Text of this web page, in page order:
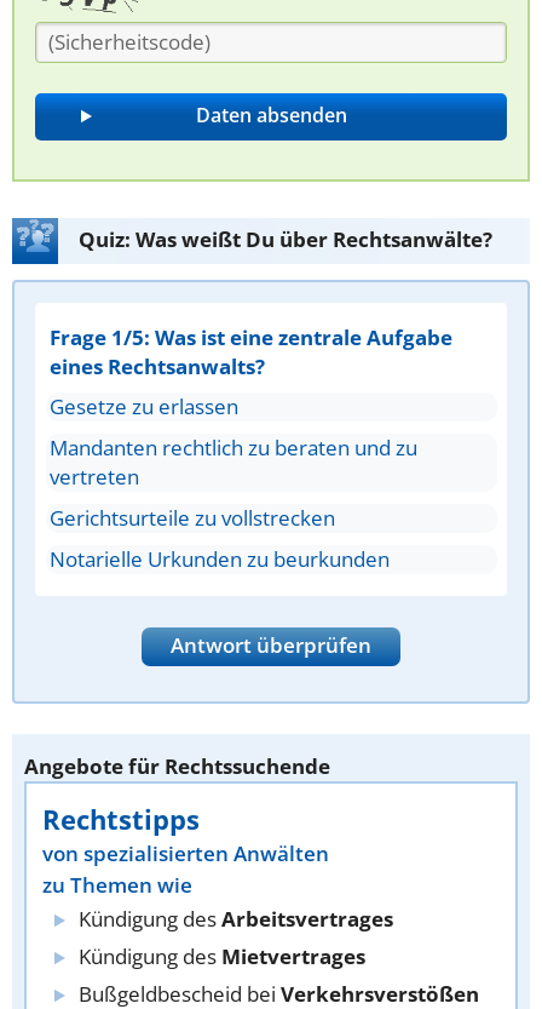
Quiz: Was weißt Du über Rechtsanwälte?
Frage 1/5: Was ist eine zentrale Aufgabe
eines Rechtsanwalts?
Gesetze zu erlassen
Mandanten rechtlich zu beraten und zu
vertreten
Gerichtsurteile zu vollstrecken
Notarielle Urkunden zu beurkunden
Antwort überprüfen
Angebote für Rechtssuchende
Rechtstipps
von spezialisierten Anwälten
zu Themen wie
Kündigung desArbeitsvertrages
Kündigung des Mietvertrages
Bußgeldbescheid bei Verkehrsverstößen